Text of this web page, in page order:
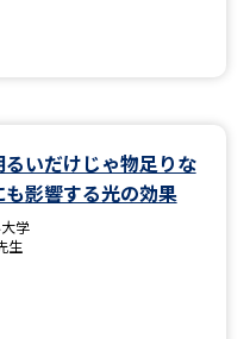
テレメール進学カタログ
訂正のご案内
るいだけじゃ物足りな
影響する光の効果
学
生